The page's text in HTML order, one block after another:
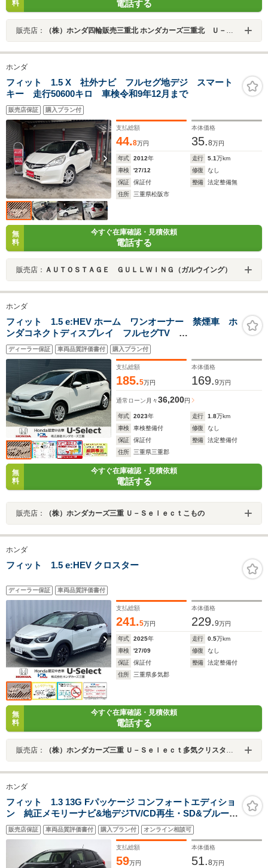
料
電話する
販売店： （株）ホンダ四輪販売三重北 ホンダカーズ三重北 Ｕ－Ｓｅｌｅｃｔ亀山長明寺
ホンダ
フィット 1.5 X 社外ナビ フルセグ地デジ スマート
キー 走行50600キロ 車検令和9年12月まで
販売店保証 購入プラン付
支払総額
44.8万円
本体価格
35.8万円
年式 2012年 走行 5.1万km
車検
'27/12 修復
なし
保証
保証付 整備
法定整備無
住所
三重県松阪市
無
料
今すぐ在庫確認・見積依頼
電話する
販売店： ＡＵＴＯＳＴＡＧＥ ＧＵＬＬＷＩＮＧ（ガルウイング）
ホンダ
フィット 1.5 e:HEV ホーム ワンオーナー 禁煙車 ホ
ンダコネクトディスプレイ フルセグTV
BluetoothAudio AppleCayPlay バックカメラ
ETC LEDヘッドライト ドライブレコーダー スマー
トキー
ディーラー保証 車両品質評価書付 購入プラン付
支払総額
185.5万円
本体価格
169.9万円
通常ローン 月々36,200円
年式 2023年 走行 1.8万km
車検
車検整備付 修復
なし
保証
保証付 整備
法定整備付
住所
三重県三重郡
無
料
今すぐ在庫確認・見積依頼
電話する
販売店： （株）ホンダカーズ三重 Ｕ－Ｓｅｌｅｃｔこもの
ホンダ
フィット 1.5 e:HEV クロスター
ディーラー保証 車両品質評価書付
支払総額
241.5万円
本体価格
229.9万円
年式 2025年 走行 0.5万km
車検
'27/09 修復
なし
保証
保証付 整備
法定整備付
住所
三重県多気郡
無
料
今すぐ在庫確認・見積依頼
電話する
販売店： （株）ホンダカーズ三重 Ｕ－Ｓｅｌｅｃｔ多気クリスタルタウン
ホンダ
フィット 1.3 13G Fパッケージ コンフォートエディショ
ン 純正メモリーナビ&地デジTV/CD再生・SD&ブルート
ゥース対応/バックカメラ/オートエアコン/インテリキー&
スペア/シートヒーター/横滑り防止/UVカット&プライバ
シーガラス/タイミングチェーン/禁煙/ユーザー買取車
販売店保証 車両品質評価書付 購入プラン付 オンライン相談可
支払総額
59万円
本体価格
51.8万円